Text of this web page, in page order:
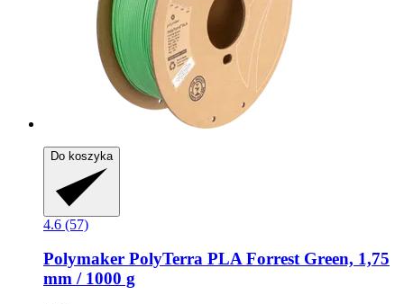
Do koszyka
4.6 (57)
Polymaker PolyTerra PLA Forrest Green, 1,75
mm / 1000 g